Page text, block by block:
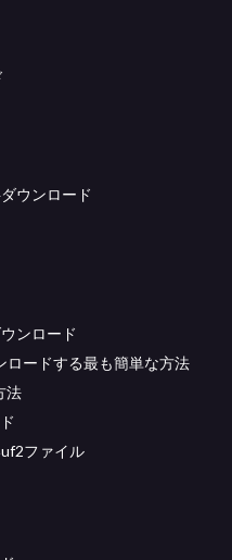
ウンロード
ンロード
ロードする最も簡単な方法
法
ファイル